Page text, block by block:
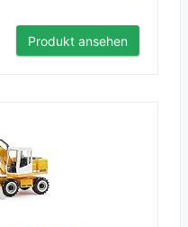
Produkt ansehen